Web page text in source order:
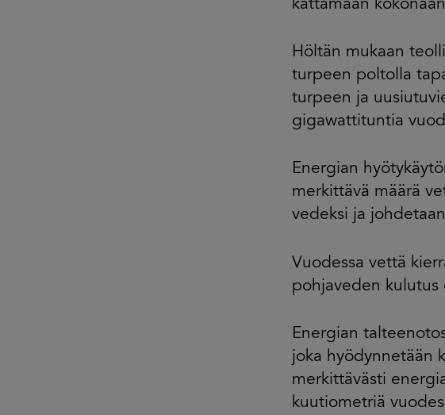
kattamaan
Höltän mukaan
turpeen poltolla
turpeen ja
gigawattituntia
Energian
merkittävä määrä
vedeksi ja
Vuodessa vettä
pohjaveden kulutus
Energian
joka hyödynnetään
merkittävästi
kuutiometriä